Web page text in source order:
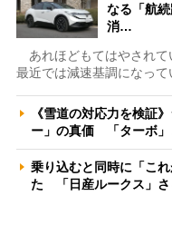
なる「航
消…
あれほどもてはやされて
最近では減速基調になっ
《雪道の対応力を検証
ー」の真価 「ターボ
乗り込むと同時に「こ
た 「日産ルークス」